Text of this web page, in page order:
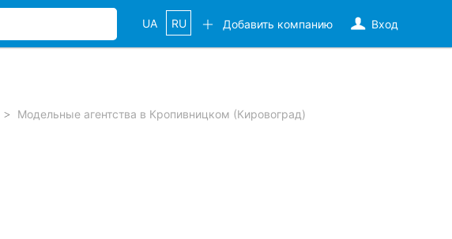
Вход
Добавить компанию
UA RU
Модельные агентства в Кропивницком (Кировоград)